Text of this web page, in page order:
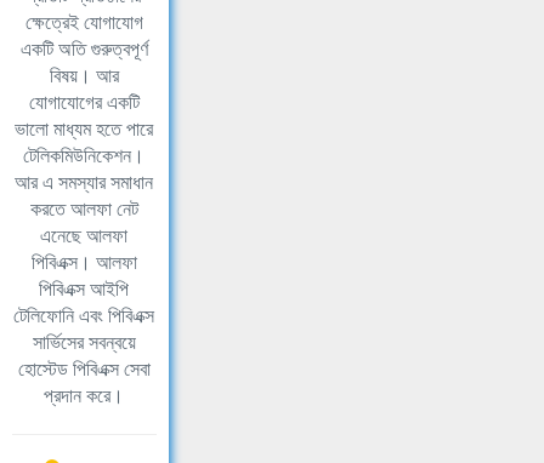
ক্ষেত্রেই যোগাযোগ
একটি অতি গুরুত্বপূর্ণ
বিষয়। আর
যোগাযোগের একটি
ভালো মাধ্যম হতে পারে
টেলিকমিউনিকেশন।
আর এ সমস্যার সমাধান
করতে আলফা নেট
এনেছে আলফা
পিবিএক্স। আলফা
পিবিএক্স আইপি
টেলিফোনি এবং পিবিএক্স
সার্ভিসের সবন্বয়ে
হোস্টেড পিবিএক্স সেবা
প্রদান করে।